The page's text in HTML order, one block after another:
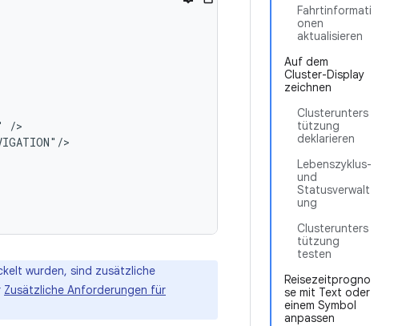
Fahrtinformati
onen
aktualisieren
Auf dem
Cluster-Display
zeichnen
Clusterunters
tützung
deklarieren
Lebenszyklus-
und
Statusverwalt
ung
Clusterunters
tützung
testen
Reisezeitprogno
se mit Text oder
einem Symbol
anpassen
wurden, sind zusätzliche
Zusätzliche Anforderungen für